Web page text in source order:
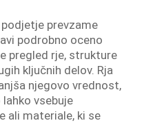
prevzame
podrobno oceno
pregled rje, strukture
ključnih delov. Rja
njegovo vrednost,
vsebuje
ali materiale, ki se